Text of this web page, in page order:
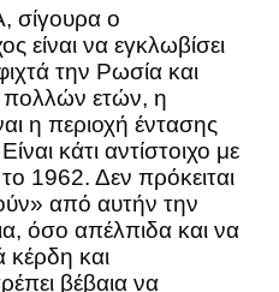
σίγουρα ο
είναι να εγκλωβίσει
την Ρωσία και
πολλών ετών, η
η περιοχή έντασης
κάτι αντίστοιχο με
1962. Δεν πρόκειται
από αυτήν την
όσο απέλπιδα και να
κέρδη και
βέβαια να